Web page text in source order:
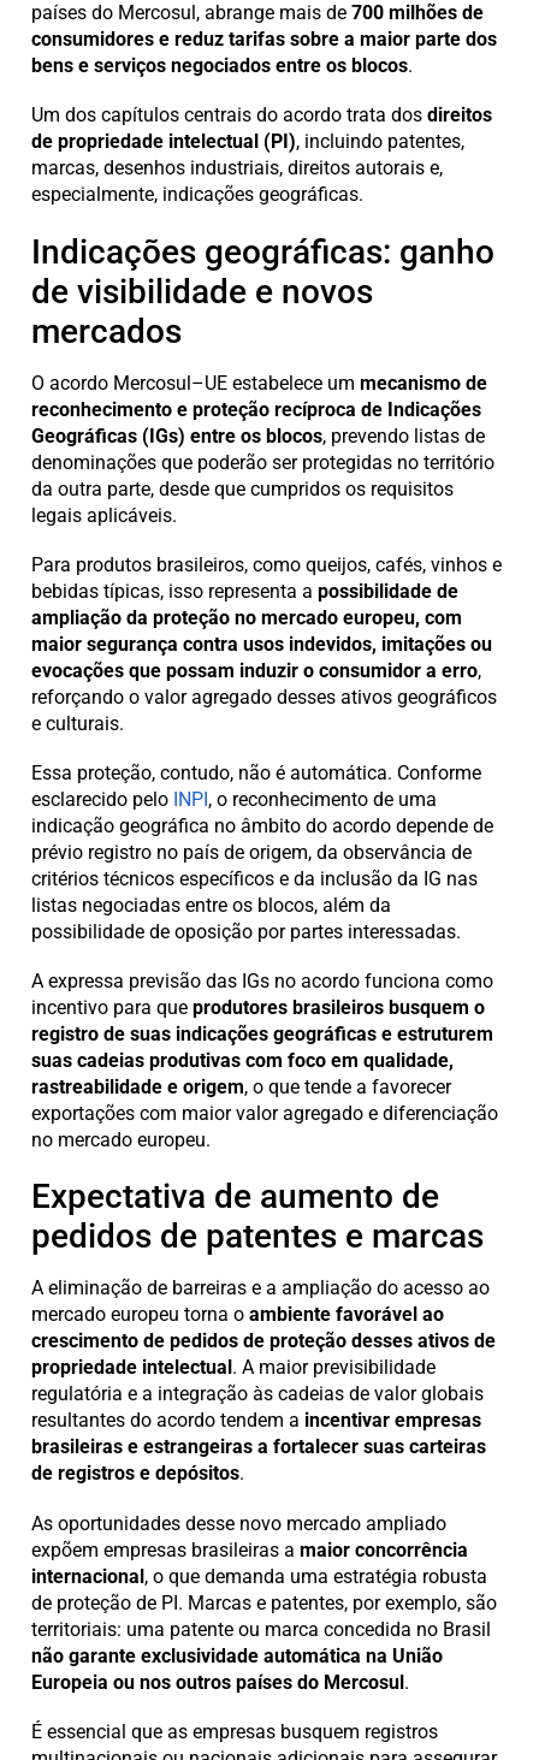
países do Mercosul, abrange mais de 700 milhões de
consumidores e reduz tarifas sobre a maior parte dos
bens e serviços negociados entre os blocos.
Um dos capítulos centrais do acordo trata dos direitos
de propriedade intelectual (PI), incluindo patentes,
marcas, desenhos industriais, direitos autorais e,
especialmente, indicações geográficas.
Indicações geográficas: ganho
de visibilidade e novos
mercados
O acordo Mercosul–UE estabelece um mecanismo de
reconhecimento e proteção recíproca de Indicações
Geográficas (IGs) entre os blocos, prevendo listas de
denominações que poderão ser protegidas no território
da outra parte, desde que cumpridos os requisitos
legais aplicáveis.
Para produtos brasileiros, como queijos, cafés, vinhos e
bebidas típicas, isso representa a possibilidade de
ampliação da proteção no mercado europeu, com
maior segurança contra usos indevidos, imitações ou
evocações que possam induzir o consumidor a erro,
reforçando o valor agregado desses ativos geográficos
e culturais.
Essa proteção, contudo, não é automática. Conforme
esclarecido pelo INPI, o reconhecimento de uma
indicação geográfica no âmbito do acordo depende de
prévio registro no país de origem, da observância de
critérios técnicos específicos e da inclusão da IG nas
listas negociadas entre os blocos, além da
possibilidade de oposição por partes interessadas.
A expressa previsão das IGs no acordo funciona como
incentivo para que produtores brasileiros busquem o
registro de suas indicações geográficas e estruturem
suas cadeias produtivas com foco em qualidade,
rastreabilidade e origem, o que tende a favorecer
exportações com maior valor agregado e diferenciação
no mercado europeu.
Expectativa de aumento de
pedidos de patentes e marcas
A eliminação de barreiras e a ampliação do acesso ao
mercado europeu torna o ambiente favorável ao
crescimento de pedidos de proteção desses ativos de
propriedade intelectual . A maior previsibilidade
regulatória e a integração às cadeias de valor globais
resultantes do acordo tendem a incentivar empresas
brasileiras e estrangeiras a fortalecer suas carteiras
de registros e depósitos.
As oportunidades desse novo mercado ampliado
expõem empresas brasileiras a maior concorrência
internacional, o que demanda uma estratégia robusta
de proteção de PI. Marcas e patentes, por exemplo, são
territoriais: uma patente ou marca concedida no Brasil
não garante exclusividade automática na União
Europeia ou nos outros países do Mercosul.
É essencial que as empresas busquem registros